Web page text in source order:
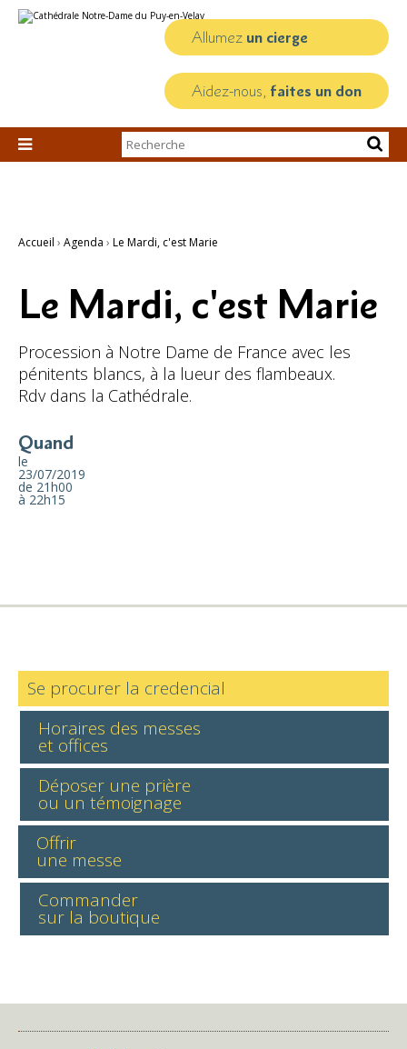
au
personnels
Allumez un cierge
Aidez-nous, faites un don

Chercher par
Recherche
Accueil › Agenda › Le Mardi, c'est Marie
Le Mardi, c'est Marie
Procession à Notre Dame de France avec les
pénitents blancs, à la lueur des flambeaux.
Rdv dans la Cathédrale.
Quand
le
23/07/2019
de 21h00
à 22h15
Se procurer la credencial
Horaires des messes
et offices
Déposer une prière
ou un témoignage
Offrir
une messe
Commander
sur la boutique